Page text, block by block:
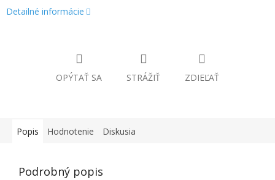
Detailné informácie
OPÝTAŤ SA STRÁŽIŤ ZDIEĽAŤ
Popis Hodnotenie Diskusia
Podrobný popis